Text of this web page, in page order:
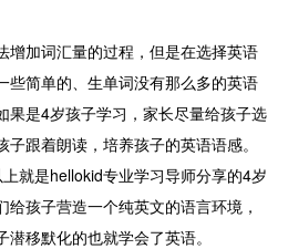
加词汇量的过程，但是在选择英语
些简单的、生单词没有那么多的英语
果是4岁孩子学习，家长尽量给孩子选
跟着朗读，培养孩子的英语语感。
是hellokid专业学习导师分享的4岁
孩子营造一个纯英文的语言环境，
移默化的也就学会了英语。